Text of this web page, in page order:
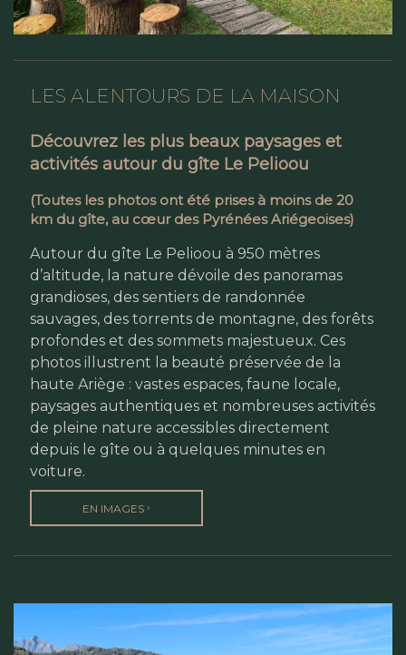
LES ALENTOURS DE LA MAISON
Découvrez les plus beaux paysages et
activités autour du gîte Le Pelioou
(Toutes les photos ont été prises à moins de 20
km du gîte, au cœur des Pyrénées Ariégeoises)
Autour du gîte Le Pelioou à 950 mètres
d’altitude, la nature dévoile des panoramas
grandioses, des sentiers de randonnée
sauvages, des torrents de montagne, des forêts
profondes et des sommets majestueux. Ces
photos illustrent la beauté préservée de la
haute Ariège : vastes espaces, faune locale,
paysages authentiques et nombreuses activités
de pleine nature accessibles directement
depuis le gîte ou à quelques minutes en
voiture.
EN IMAGES ›